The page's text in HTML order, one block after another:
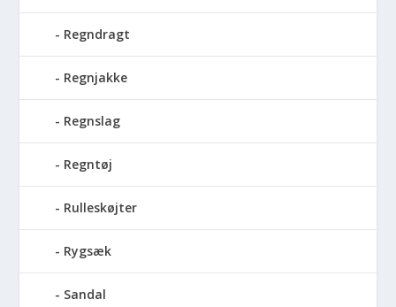
Regndragt
Regnjakke
Regnslag
Regntøj
Rulleskøjter
Rygsæk
Sandal